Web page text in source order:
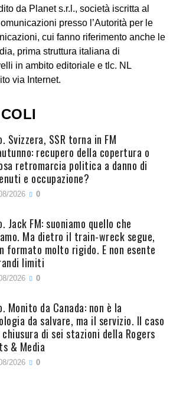
da Planet s.r.l., società iscritta al
presso l’Autorità per le
cui fanno riferimento anche le
prima struttura italiana di
in ambito editoriale e tlc. NL
via Internet.
Svizzera, SSR torna in FM
recupero della copertura o
retromarcia politica a danno di
e occupazione?
2026 0
Jack FM: suoniamo quello che
Ma dietro il train-wreck segue,
formato molto rigido. E non esente
limiti
2026 0
Monito da Canada: non è la
da salvare, ma il servizio. Il caso
di sei stazioni della Rogers
& Media
2026 0